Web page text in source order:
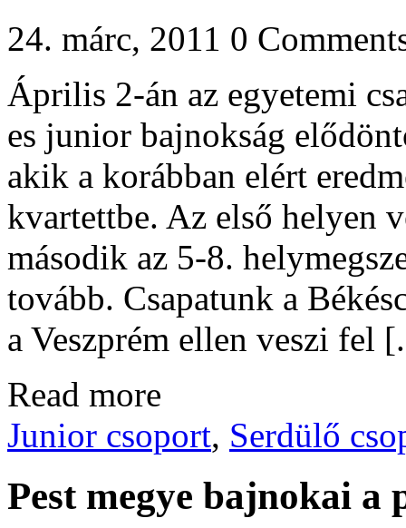
24. márc, 2011 0
Április 2-án az egyetemi
es junior bajnokság
akik a korábban elért
kvartettbe. Az első helyen
második az 5-8.
tovább. Csapatunk a
a Veszprém ellen veszi fel
Read more
Junior csoport, Serdülő
Pest megye bajnokai a